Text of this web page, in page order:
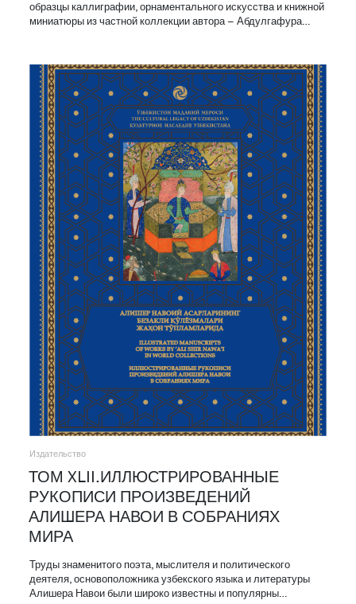
образцы каллиграфии, орнаментального искусства и книжной
миниатюры из частной коллекции автора – Абдулгафура…
Издательство
ТОМ XLII.ИЛЛЮСТРИРОВАННЫЕ
РУКОПИСИ ПРОИЗВЕДЕНИЙ
АЛИШЕРА НАВОИ В СОБРАНИЯХ
МИРА
Труды знаменитого поэта, мыслителя и политического
деятеля, основоположника узбекского языка и литературы
Алишера Навои были широко известны и популярны…